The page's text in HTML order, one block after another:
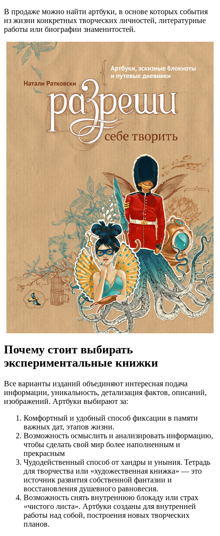
В продаже можно найти артбуки, в основе которых события
из жизни конкретных творческих личностей, литературные
работы или биографии знаменитостей.
Почему стоит выбирать
экспериментальные книжки
Все варианты изданий объединяют интересная подача
информации, уникальность, детализация фактов, описаний,
изображений. Артбуки выбирают за:
Комфортный и удобный способ фиксации в памяти
важных дат, этапов жизни.
Возможность осмыслить и анализировать информацию,
чтобы сделать свой мир более наполненным и
прекрасным
Чудодейственный способ от хандры и уныния. Тетрадь
для творчества или «художественная книжка» — это
источник развития собственной фантазии и
восстановления душевного равновесия.
Возможность снять внутреннюю блокаду или страх
«чистого листа». Артбуки созданы для внутренней
работы над собой, построения новых творческих
планов.